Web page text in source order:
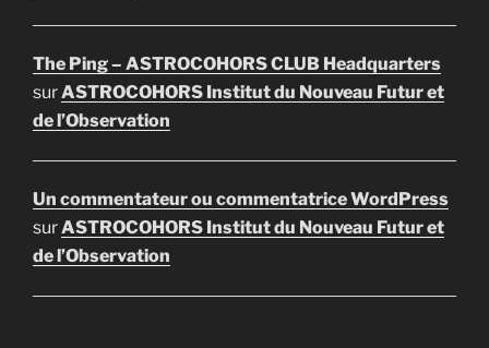
The Ping – ASTROCOHORS CLUB Headquarters
surASTROCOHORS Institut du Nouveau Futur et
de l’Observation
Un commentateur ou commentatrice WordPress
surASTROCOHORS Institut du Nouveau Futur et
de l’Observation